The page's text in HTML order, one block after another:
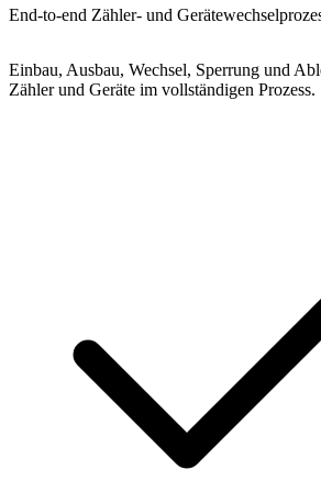
End-to-end Zähler- und
Einbau, Ausbau, Wechsel, Sperrung und
Zähler und Geräte im vollständigen Prozess.